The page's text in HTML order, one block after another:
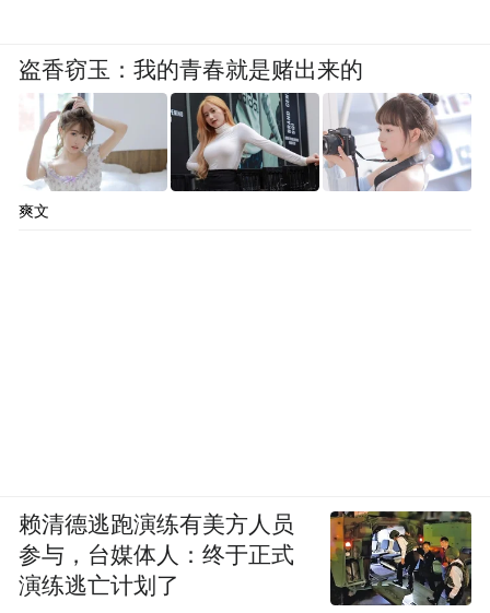
盗香窃玉：我的青春就是赌出来的
爽文
赖清德逃跑演练有美方人员
参与，台媒体人：终于正式
演练逃亡计划了